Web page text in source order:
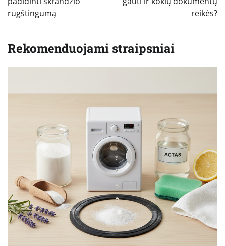
įrašų
rūgštingumą
reikės?
Rekomenduojami straipsniai